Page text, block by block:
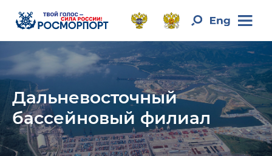
Дальневосточный
бассейновый филиал